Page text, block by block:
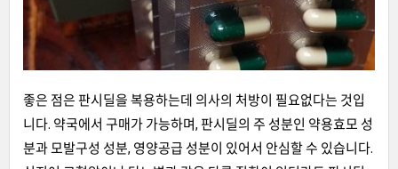
좋은 점은 판시딜을 복용하는데 의사의 처방이 필요없다는 것입
니다. 약국에서 구매가 가능하며, 판시딜의 주 성분인 약용효모 성
분과 모발구성 성분, 영양공급 성분이 있어서 안심할 수 있습니다.